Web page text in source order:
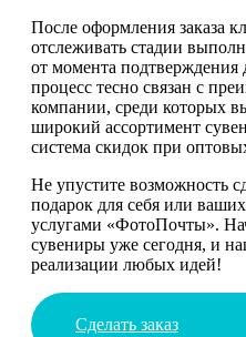
После оформления заказа
отслеживать стадии
от момента подтверждения
процесс тесно связан с
компании, среди которых
широкий ассортимент
система скидок при
Не упустите возможность
подарок для себя или
услугами «ФотоПочты».
сувениры уже сегодня, и
реализации любых идей!
Сделать заказ